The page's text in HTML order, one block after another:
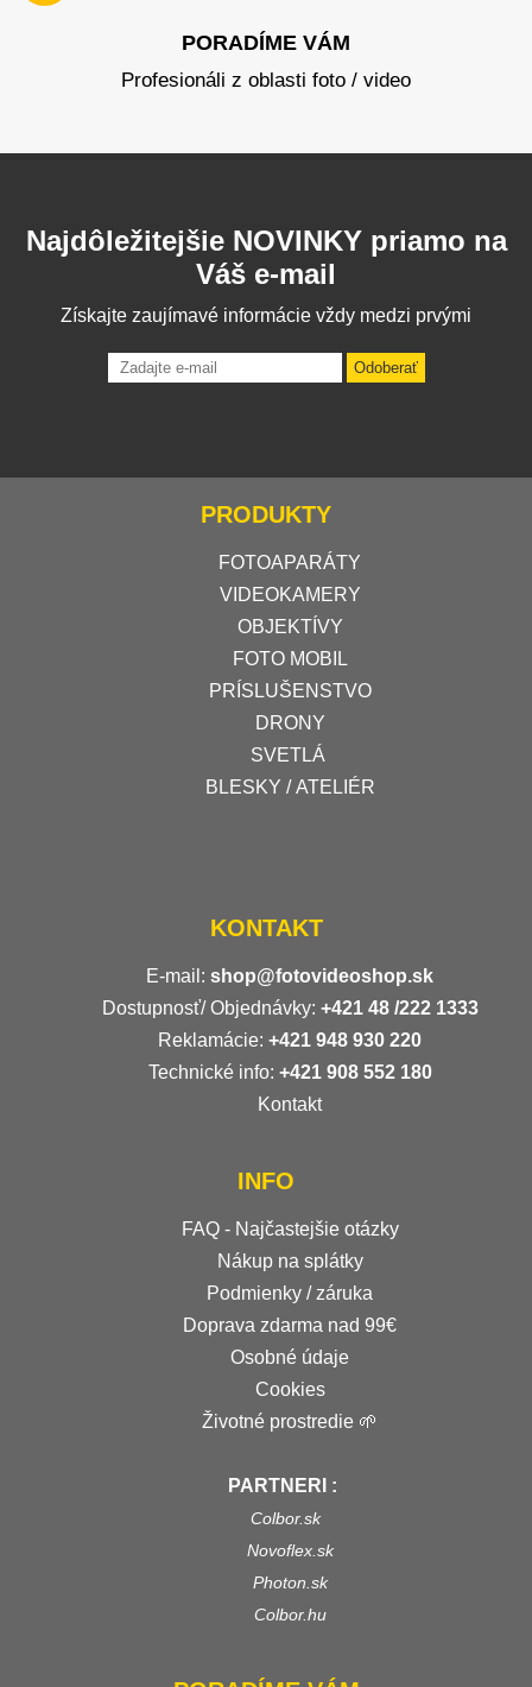
PORADÍME VÁM
Profesionáli z oblasti foto / video
Najdôležitejšie NOVINKY priamo na
Váš e-mail
Získajte zaujímavé informácie vždy medzi prvými
Odoberať
PRODUKTY
FOTOAPARÁTY
VIDEOKAMERY
OBJEKTÍVY
FOTO MOBIL
PRÍSLUŠENSTVO
DRONY
SVETLÁ
BLESKY / ATELIÉR
KONTAKT
E-mail: shop@fotovideoshop.sk
Dostupnosť/ Objednávky: +421 48 /222 1333
Reklamácie: +421 948 930 220
Technické info: +421 908 552 180
Kontakt
INFO
FAQ - Najčastejšie otázky
Nákup na splátky
Podmienky / záruka
Doprava zdarma nad 99€
Osobné údaje
Cookies
Životné prostredie 🌱
PARTNERI :
Colbor.sk
Novoflex.sk
Photon.sk
Colbor.hu